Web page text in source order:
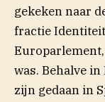
gekeken naar
fractie
was. Behalve
zijn gedaan in